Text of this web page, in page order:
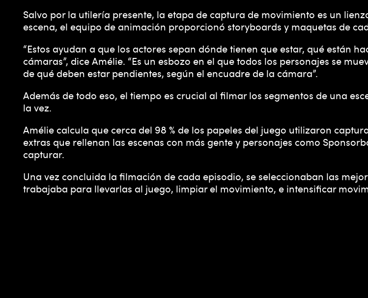
Salvo por la utilería presente, la etapa de captura de movimiento es un
escena, el equipo de animación proporcionó storyboards y maquetas de
“Estos ayudan a que los actores sepan dónde tienen que estar, qué están
cámaras”, dice Amélie. “Es un esbozo en el que todos los personajes se
de qué deben estar pendientes, según el encuadre de la cámara”.
Además de todo eso, el tiempo es crucial al filmar los segmentos de una
la vez.
Amélie calcula que cerca del 98 % de los papeles del juego utilizaron
extras que rellenan las escenas con más gente y personajes como
capturar.
Una vez concluida la filmación de cada episodio, se seleccionaban las
trabajaba para llevarlas al juego, limpiar el movimiento, e intensificar